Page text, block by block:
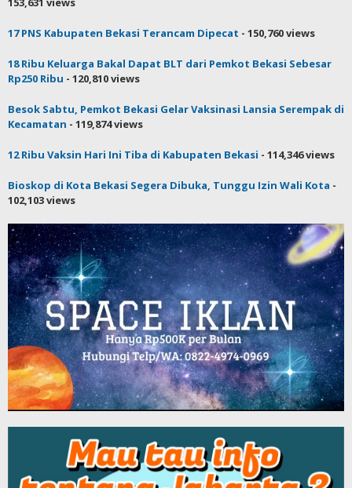
17 PNS Kabupaten Bekasi Terancam Dipecat - 150,760 views
18 Ribu Keluarga Bakal Dapat BLT dari Pemkot Bekasi Sebesar
Rp250 Ribu - 120,810 views
Besok Sabtu, Pemkot Bekasi Gelar Vaksinasi Lansia Serempak di
Kecamatan - 119,874 views
12 Ribu Vaksin Hari Ini Tiba di Kabupaten Bekasi - 114,346 views
Bioskop di Kota Bekasi Segera Dibuka, Tunggu Izin Wali Kota -
102,103 views